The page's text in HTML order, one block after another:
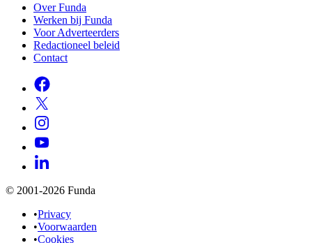
Over Funda
Werken bij Funda
Voor Adverteerders
Redactioneel beleid
Contact
© 2001-2026 Funda
•Privacy
•Voorwaarden
•Cookies